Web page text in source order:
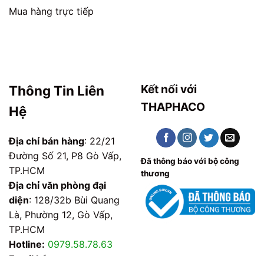
Mua hàng trực tiếp
Thông Tin Liên
Hệ
Địa chỉ bán hàng: 22/21
Đường Số 21, P8 Gò Vấp,
TP.HCM
Địa chỉ văn phòng đại
diện: 128/32b Bùi Quang
Là, Phường 12, Gò Vấp,
TP.HCM
Hotline: 0979.58.78.63
Kết nối với
THAPHACO
Đã thông báo với bộ công
thương